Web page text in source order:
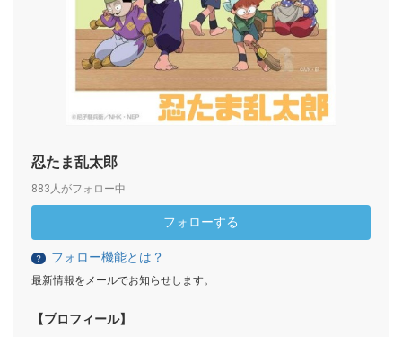
忍たま乱太郎
883人がフォロー中
フォローする
？ フォロー機能とは？
最新情報をメールでお知らせします。
【プロフィール】